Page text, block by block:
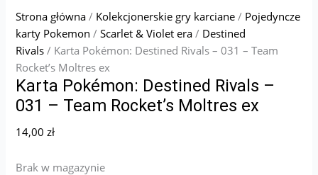
Strona główna / Kolekcjonerskie gry karciane / Pojedyncze
karty Pokemon /Scarlet & Violet era / Destined
Rivals / Karta Pokémon: Destined Rivals – 031 – Team
Rocket’s Moltres ex
Karta Pokémon: Destined Rivals –
031 – Team Rocket’s Moltres ex
14,00zł
Brak w magazynie